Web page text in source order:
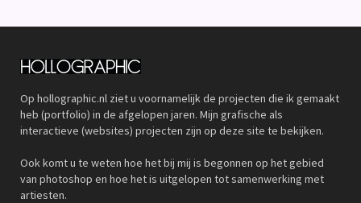
Op hollographic.nl ziet u voornamelijk de projecten die ik gemaakt
heb (portfolio) in de afgelopen jaren. Mijn grafische als
interactieve (websites) projecten zijn op deze site te bekijken.
Ook komt u te weten hoe het bij mij is begonnen op het gebied
van photoshop en hoe het is uitgelopen tot samenwerking met
artiesten.